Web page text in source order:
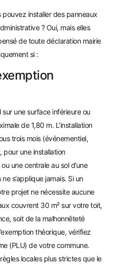
installer des panneaux
? Oui, mais elles
de toute déclaration mairie
si :
une surface inférieure ou
de 1,80 m. L’installation
trois mois (événementiel,
pour une installation
une centrale au sol d’une
s’applique jamais. Si un
projet ne nécessite aucune
couvrent 30 m² sur votre toit,
soit de la malhonnêteté
théorique, vérifiez
(PLU) de votre commune.
locales plus strictes que le